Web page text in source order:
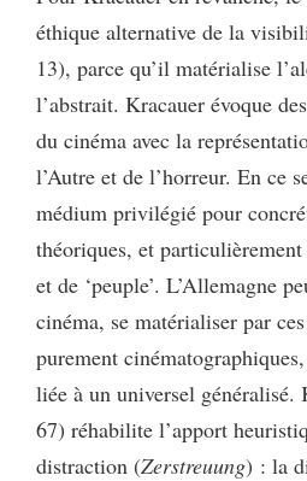
éthique alternative de la
13), parce qu’il matérialise
l’abstrait. Kracauer évoque
du cinéma avec la
l’Autre et de l’horreur. En ce
médium privilégié pour
théoriques, et
et de ‘peuple’. L’Allemagne
cinéma, se matérialiser par
purement
liée à un universel
67) réhabilite l’apport
distraction (Zerstreuung) : la